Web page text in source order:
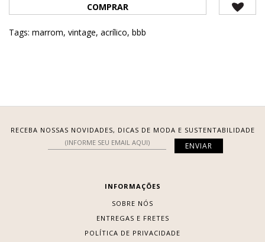
COMPRAR
Tags: marrom, vintage, acrílico, bbb
RECEBA NOSSAS NOVIDADES, DICAS DE MODA E SUSTENTABILIDADE
INFORMAÇÕES
SOBRE NÓS
ENTREGAS E FRETES
POLÍTICA DE PRIVACIDADE